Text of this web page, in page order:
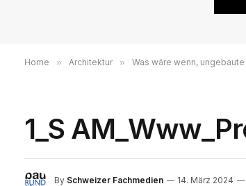
Home » Architektur » Was wäre wenn,
1_S
By Schweizer Fachmedien 14. März 2024